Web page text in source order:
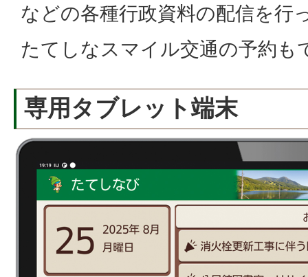
などの各種行政資料の配信を行
たてしなスマイル交通の予約も
専用タブレット端末